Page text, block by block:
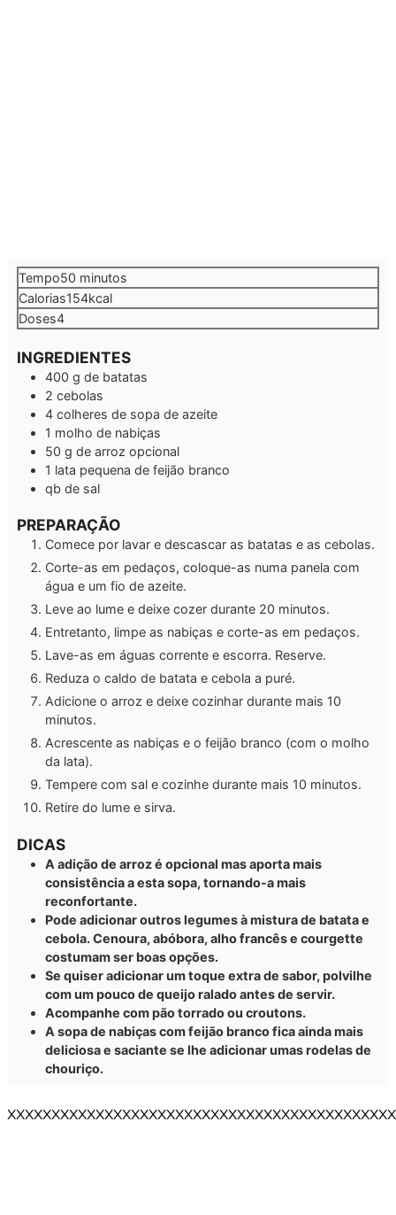
Tempo50 minutos
minutos
Calorias154kcal
Doses4
INGREDIENTES
400 g de batatas
2 cebolas
4 colheres de sopa de azeite
1 molho de nabiças
50 g de arroz opcional
1 lata pequena de feijão branco
qb de sal
PREPARAÇÃO
Comece por lavar e descascar as batatas e as cebolas.
Corte-as em pedaços, coloque-as numa panela com
água e um fio de azeite.
Leve ao lume e deixe cozer durante 20 minutos.
Entretanto, limpe as nabiças e corte-as em pedaços.
Lave-as em águas corrente e escorra. Reserve.
Reduza o caldo de batata e cebola a puré.
Adicione o arroz e deixe cozinhar durante mais 10
minutos.
Acrescente as nabiças e o feijão branco (com o molho
da lata).
Tempere com sal e cozinhe durante mais 10 minutos.
Retire do lume e sirva.
DICAS
A adição de arroz é opcional mas aporta mais
consistência a esta sopa, tornando-a mais
reconfortante.
Pode adicionar outros legumes à mistura de batata e
cebola. Cenoura, abóbora, alho francês e courgette
costumam ser boas opções.
Se quiser adicionar um toque extra de sabor, polvilhe
com um pouco de queijo ralado antes de servir.
Acompanhe com pão torrado ou croutons.
A sopa de nabiças com feijão branco fica ainda mais
deliciosa e saciante se lhe adicionar umas rodelas de
chouriço.